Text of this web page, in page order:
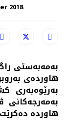
2018
به‌مه‌به‌ستی
هاورده‌ی
به‌رێوه‌به‌ری
به‌مه‌رجه‌كانی
هاورده‌